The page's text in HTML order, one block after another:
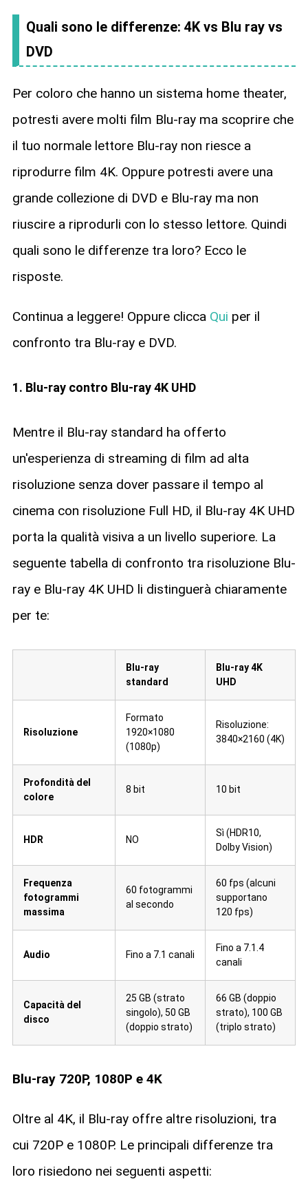
Quali sono le differenze: 4K vs Blu ray vs
DVD
Per coloro che hanno un sistema home theater,
potresti avere molti film Blu-ray ma scoprire che
il tuo normale lettore Blu-ray non riesce a
riprodurre film 4K. Oppure potresti avere una
grande collezione di DVD e Blu-ray ma non
riuscire a riprodurli con lo stesso lettore. Quindi
quali sono le differenze tra loro? Ecco le
risposte.
Continua a leggere! Oppure clicca Qui per il
confronto tra Blu-ray e DVD.
1. Blu-ray contro Blu-ray 4K UHD
Mentre il Blu-ray standard ha offerto
un'esperienza di streaming di film ad alta
risoluzione senza dover passare il tempo al
cinema con risoluzione Full HD, il Blu-ray 4K UHD
porta la qualità visiva a un livello superiore. La
seguente tabella di confronto tra risoluzione Blu-
ray e Blu-ray 4K UHD li distinguerà chiaramente
per te:
Blu-ray
standard
Blu-ray 4K
UHD
Risoluzione
Formato
1920×1080
(1080p)
Risoluzione:
3840×2160 (4K)
Profondità del
colore
8 bit 10 bit
HDR NO
Sì (HDR10,
Dolby Vision)
Frequenza
fotogrammi
massima
60 fotogrammi
al secondo
60 fps (alcuni
supportano
120 fps)
Audio Fino a 7.1 canali
Fino a 7.1.4
canali
Capacità del
disco
25 GB (strato
singolo), 50 GB
(doppio strato)
66 GB (doppio
strato), 100 GB
(triplo strato)
Blu-ray 720P, 1080P e 4K
Oltre al 4K, il Blu-ray offre altre risoluzioni, tra
cui 720P e 1080P. Le principali differenze tra
loro risiedono nei seguenti aspetti: